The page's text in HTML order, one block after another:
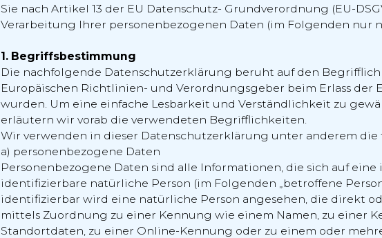
Sie nach Artikel 13 der EU Datenschutz- Grundverordnung (EU-
Verarbeitung Ihrer personenbezogenen Daten (im Folgenden nur
1. Begriffsbestimmung
Die nachfolgende Datenschutzerklärung beruht auf den
Europäischen Richtlinien- und Verordnungsgeber beim Erlass der
wurden. Um eine einfache Lesbarkeit und Verständlichkeit zu
erläutern wir vorab die verwendeten Begrifflichkeiten.
Wir verwenden in dieser Datenschutzerklärung unter anderem die
a) personenbezogene Daten
Personenbezogene Daten sind alle Informationen, die sich auf
identifizierbare natürliche Person (im Folgenden „betroffene
identifizierbar wird eine natürliche Person angesehen, die direkt
mittels Zuordnung zu einer Kennung wie einem Namen, zu einer
Standortdaten, zu einer Online-Kennung oder zu einem oder